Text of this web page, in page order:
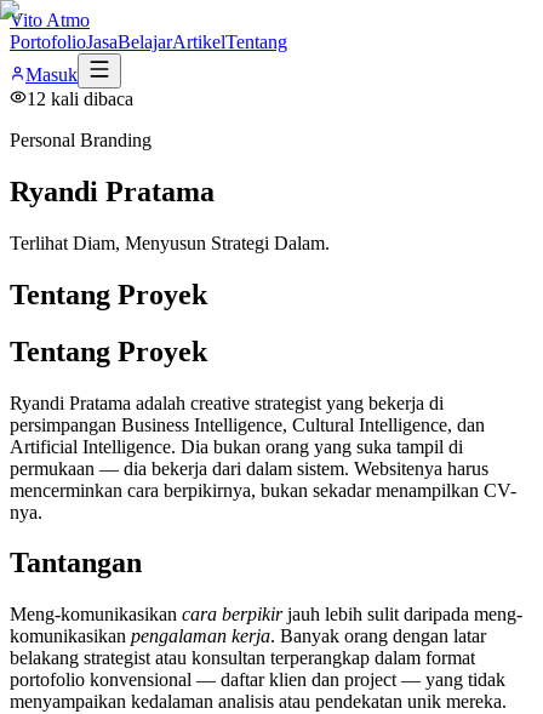
Vito Atmo
PortofolioJasaBelajarArtikelTentang
Masuk
12 kali dibaca
Personal Branding
Ryandi Pratama
Terlihat Diam, Menyusun Strategi Dalam.
Tentang Proyek
Tentang Proyek
Ryandi Pratama adalah creative strategist yang bekerja di
persimpangan Business Intelligence, Cultural Intelligence, dan
Artificial Intelligence. Dia bukan orang yang suka tampil di
permukaan — dia bekerja dari dalam sistem. Websitenya harus
mencerminkan cara berpikirnya, bukan sekadar menampilkan CV-
nya.
Tantangan
Meng-komunikasikan cara berpikirjauh lebih sulit daripada meng-
komunikasikan pengalaman kerja. Banyak orang dengan latar
belakang strategist atau konsultan terperangkap dalam format
portofolio konvensional — daftar klien dan project — yang tidak
menyampaikan kedalaman analisis atau pendekatan unik mereka.